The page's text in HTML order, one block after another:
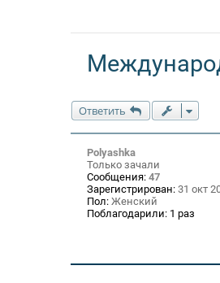
Ответить
Polyashka
Только зачали
Сообщения: 47
Зарегистрирован: 31 окт
Пол: Женский
Поблагодарили: 1 раз